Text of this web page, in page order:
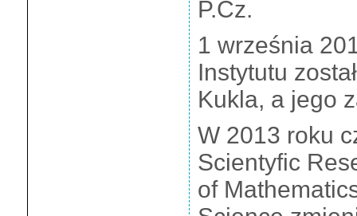
P.Cz.
1 września
Instytutu
Kukla, a jego
W 2013 roku
Scientyfic
of